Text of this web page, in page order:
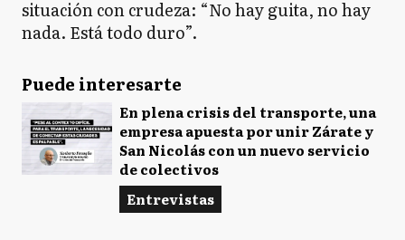
situación con crudeza: “No hay guita, no hay
nada. Está todo duro”.
Puede interesarte
En plena crisis del transporte, una
empresa apuesta por unir Zárate y
San Nicolás con un nuevo servicio
de colectivos
Entrevistas